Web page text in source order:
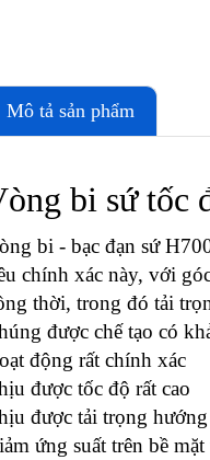
Mô tả sản phẩm
bi sứ tốc
bi - bạc đạn sứ
chính xác này, với
thời, trong đó tải
được chế tạo có
động rất chính xác
được tốc độ rất cao
được tải trọng
ứng suất trên bề